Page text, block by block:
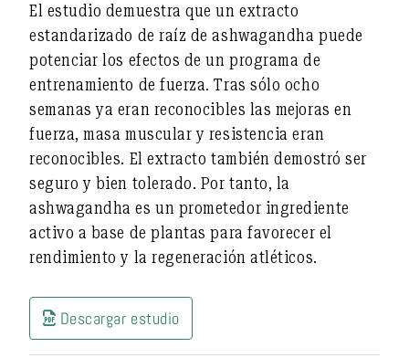
El estudio demuestra que un extracto
estandarizado de raíz de ashwagandha puede
potenciar los efectos de un programa de
entrenamiento de fuerza. Tras sólo ocho
semanasya eran reconocibles las mejoras en
fuerza, masa muscular y resistencia eran
reconocibles. El extracto también demostró ser
seguro y bien tolerado. Por tanto, la
ashwagandha es un prometedor ingrediente
activo a base de plantas para favorecer el
rendimiento y la regeneración atléticos.
Descargar estudio